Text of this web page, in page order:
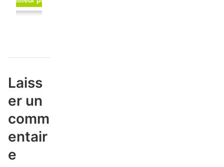
Laiss
er un
comm
entair
e